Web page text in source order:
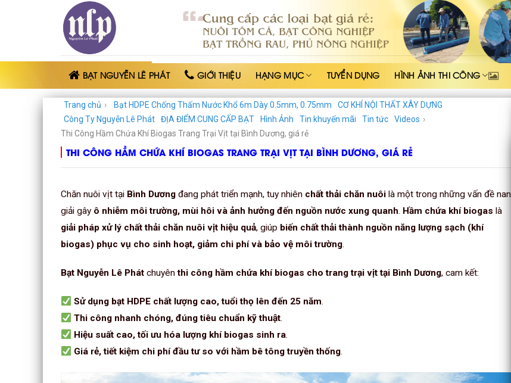
PHÁT
BẠT NGUYỄN LÊ PHÁT GIỚI THIỆU HẠNG MỤC TUYỂN DỤNG HÌNH ẢNH THI CÔNG
Trang chủ › Bạt HDPE Chống Thấm Nước Khổ 6m Dày 0.5mm, 0.75mm
CƠ KHÍ NỘI THẤT XÂY DỰNG
Công Ty Nguyễn Lê Phát
ĐỊA ĐIỂM CUNG CẤP BẠT Hình Ảnh Tin khuyến mãi Tin tức Videos ›
Thi Công Hầm Chứa Khí Biogas Trang Trại Vịt tại Bình Dương, giá rẻ
THI CÔNG HẦM CHỨA KHÍ BIOGAS TRANG TRẠI VỊT TẠI BÌNH DƯƠNG, GIÁ RẺ
Chăn nuôi vịt tại Bình Dương đang phát triển mạnh, tuy nhiên chất thải chăn nuôi là một trong những vấn đề nan
giải gây ô nhiễm môi trường, mùi hôi và ảnh hưởng đến nguồn nước xung quanh. Hầm chứa khí biogas là
giải pháp xử lý chất thải chăn nuôi vịt hiệu quả, giúp biến chất thải thành nguồn năng lượng sạch (khí
biogas) phục vụ cho sinh hoạt, giảm chi phí và bảo vệ môi trường.
Bạt Nguyễn Lê Phát chuyênthi công hầm chứa khí biogas cho trang trại vịt tại Bình Dương, cam kết:
Sử dụng bạt HDPE chất lượng cao, tuổi thọ lên đến 25 năm.
Thi công nhanh chóng, đúng tiêu chuẩn kỹ thuật.
Hiệu suất cao, tối ưu hóa lượng khí biogas sinh ra.
Giá rẻ, tiết kiệm chi phí đầu tư so với hầm bê tông truyền thống.